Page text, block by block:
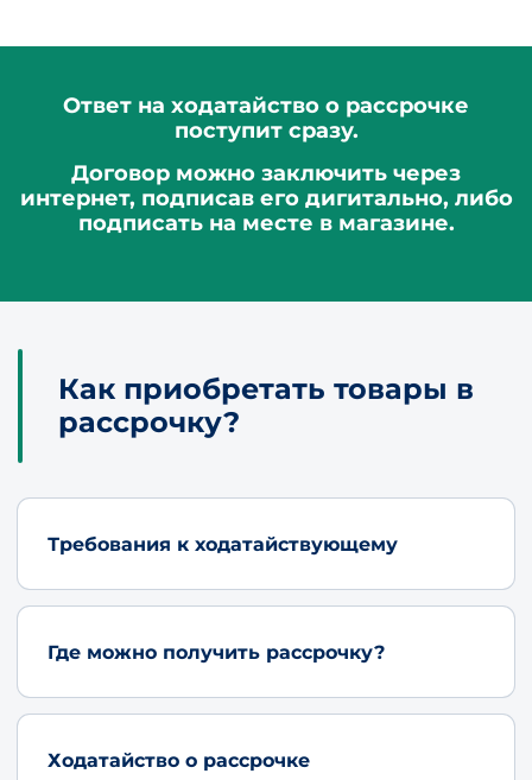
Ответ на ходатайство о рассрочке
поступит сразу.
Договор можно заключить через
интернет, подписав его дигитально, либо
подписать на месте в магазине.
Как приобретать товары в
рассрочку?
Требования к ходатайствующему
Где можно получить рассрочку?
Ходатайство о рассрочке